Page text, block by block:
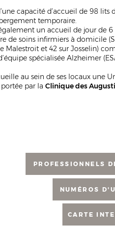
capacité d’accueil de 98 lits
temporaire.
un accueil de jour de 6
de soins infirmiers à domicile
Malestroit et 42 sur Josselin)
spécialisée Alzheimer
au sein de ses locaux une
par la Clinique des
PROFESSIONNELS
NUMÉROS
CARTE